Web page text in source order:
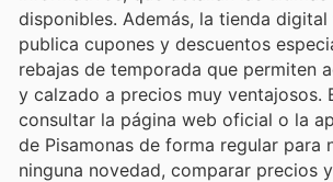
disponibles. Además, la tienda
publica cupones y descuentos
rebajas de temporada que permiten
y calzado a precios muy ventajosos.
consultar la página web oficial o la
de Pisamonas de forma regular para
ninguna novedad, comparar precios